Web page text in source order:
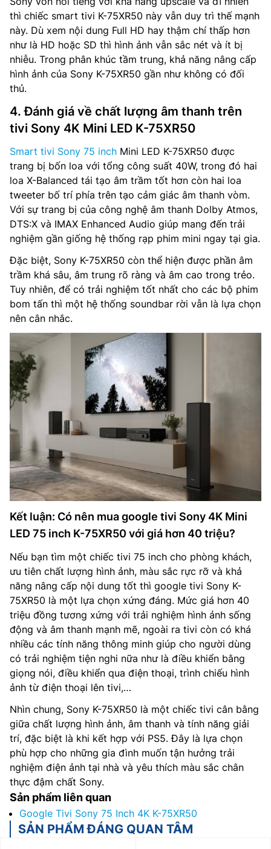
thì chiếc smart tivi K-75XR50 này vẫn duy trì thế mạnh
này. Dù xem nội dung Full HD hay thậm chí thấp hơn
như là HD hoặc SD thì hình ảnh vẫn sắc nét và ít bị
nhiễu. Trong phân khúc tầm trung, khả năng nâng cấp
hình ảnh của Sony K-75XR50 gần như không có đối
thủ.
4. Đánh giá về chất lượng âm thanh trên
tivi Sony 4K Mini LED K-75XR50
Smart tivi Sony 75 inch Mini LED K-75XR50 được
trang bị bốn loa với tổng công suất 40W, trong đó hai
loa X-Balanced tái tạo âm trầm tốt hơn còn hai loa
tweeter bố trí phía trên tạo cảm giác âm thanh vòm.
Với sự trang bị của công nghệ âm thanh Dolby Atmos,
DTS:X và IMAX Enhanced Audio giúp mang đến trải
nghiệm gần giống hệ thống rạp phim mini ngay tại gia.
Đặc biệt, Sony K-75XR50 còn thể hiện được phần âm
trầm khá sâu, âm trung rõ ràng và âm cao trong trẻo.
Tuy nhiên, để có trải nghiệm tốt nhất cho các bộ phim
bom tấn thì một hệ thống soundbar rời vẫn là lựa chọn
nên cân nhắc.
Kết luận: Có nên mua google tivi Sony 4K Mini
LED 75 inch K-75XR50 với giá hơn 40 triệu?
Nếu bạn tìm một chiếc tivi 75 inch cho phòng khách,
ưu tiên chất lượng hình ảnh, màu sắc rực rỡ và khả
năng nâng cấp nội dung tốt thì google tivi Sony K-
75XR50 là một lựa chọn xứng đáng. Mức giá hơn 40
triệu đồng tương xứng với trải nghiệm hình ảnh sống
động và âm thanh mạnh mẽ, ngoài ra tivi còn có khá
nhiều các tính năng thông minh giúp cho người dùng
có trải nghiệm tiện nghi nữa như là điều khiển bằng
giọng nói, điều khiển qua điện thoại, trình chiếu hình
ảnh từ điện thoại lên tivi,…
Nhìn chung, Sony K-75XR50 là một chiếc tivi cân bằng
giữa chất lượng hình ảnh, âm thanh và tính năng giải
trí, đặc biệt là khi kết hợp với PS5. Đây là lựa chọn
phù hợp cho những gia đình muốn tận hưởng trải
nghiệm điện ảnh tại nhà và yêu thích màu sắc chân
thực đậm chất Sony.
Sản phẩm liên quan
Google Tivi Sony 75 Inch 4K K-75XR50
SẢN PHẨM ĐÁNG QUAN TÂM